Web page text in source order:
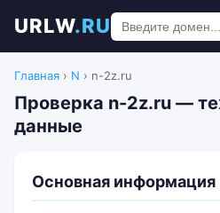
URLW.RU
Главная › N › n-2z.ru
Проверка n-2z.ru —
данные
Основная информация